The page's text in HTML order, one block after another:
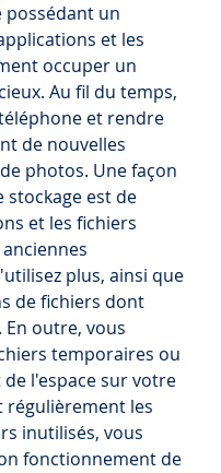
possédant un
et les
occuper un
Au fil du temps,
et rendre
de nouvelles
photos. Une façon
stockage est de
et les fichiers
plus, ainsi que
de fichiers dont
En outre, vous
temporaires ou
l'espace sur votre
régulièrement les
inutilisés, vous
fonctionnement de